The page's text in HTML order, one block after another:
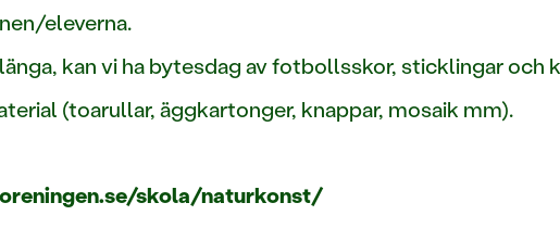
eleverna.
kan vi ha bytesdag av fotbollsskor, sticklingar och
(toarullar, äggkartonger, knappar, mosaik mm).
skola/naturkonst/